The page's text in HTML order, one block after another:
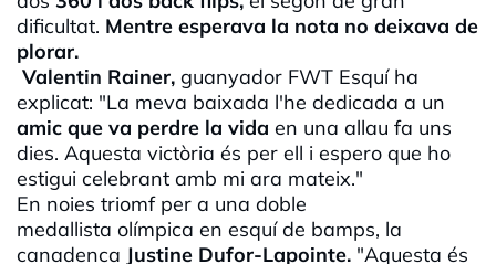
dificultat. Mentre esperava la nota no deixava de
plorar.
Valentin Rainer, guanyador FWT Esquí ha
explicat: "La meva baixada l'he dedicada a un
amic que va perdre la vida en una allau fa uns
dies. Aquesta victòria és per ell i espero que ho
estigui celebrant amb mi ara mateix."
En noies triomf per a una doble
medallista olímpica en esquí de bamps, la
canadenca Justine Dufor-Lapointe. "Aquesta és